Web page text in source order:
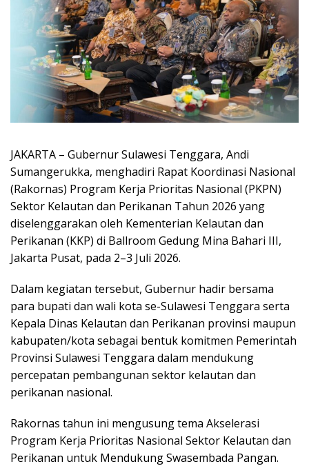
JAKARTA – Gubernur Sulawesi Tenggara, Andi
Sumangerukka, menghadiri Rapat Koordinasi Nasional
(Rakornas) Program Kerja Prioritas Nasional (PKPN)
Sektor Kelautan dan Perikanan Tahun 2026 yang
diselenggarakan oleh Kementerian Kelautan dan
Perikanan (KKP) di Ballroom Gedung Mina Bahari III,
Jakarta Pusat, pada 2–3 Juli 2026.
Dalam kegiatan tersebut, Gubernur hadir bersama
para bupati dan wali kota se-Sulawesi Tenggara serta
Kepala Dinas Kelautan dan Perikanan provinsi maupun
kabupaten/kota sebagai bentuk komitmen Pemerintah
Provinsi Sulawesi Tenggara dalam mendukung
percepatan pembangunan sektor kelautan dan
perikanan nasional.
Rakornas tahun ini mengusung tema Akselerasi
Program Kerja Prioritas Nasional Sektor Kelautan dan
Perikanan untuk Mendukung Swasembada Pangan.